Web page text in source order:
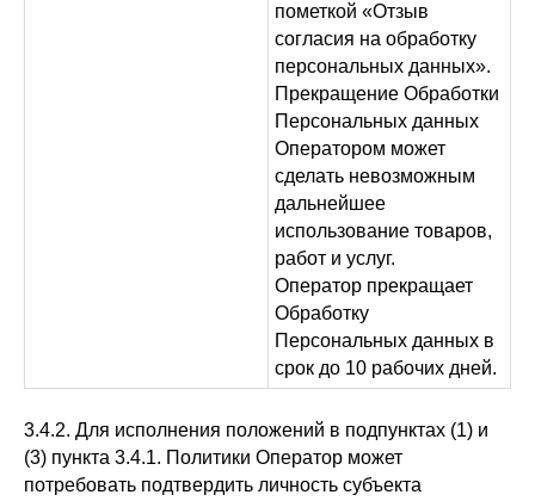
пометкой «Отзыв
согласия на обработку
персональных данных».
Прекращение Обработки
Персональных данных
Оператором может
сделать невозможным
дальнейшее
использование товаров,
работ и услуг.
Оператор прекращает
Обработку
Персональных данных в
срок до 10 рабочих дней.
3.4.2. Для исполнения положений в подпунктах (1) и
(3) пункта 3.4.1. Политики Оператор может
потребовать подтвердить личность субъекта